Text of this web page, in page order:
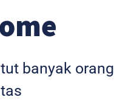
banyak orang